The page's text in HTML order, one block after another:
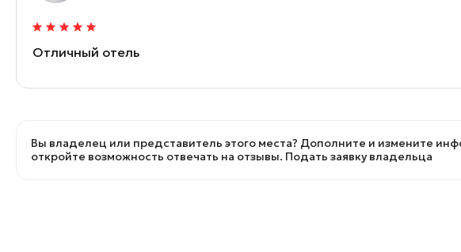
Отличный отель
Вы владелец или представитель этого места? Дополните и измените
откройте возможность отвечать на отзывы. Подать заявку владельца